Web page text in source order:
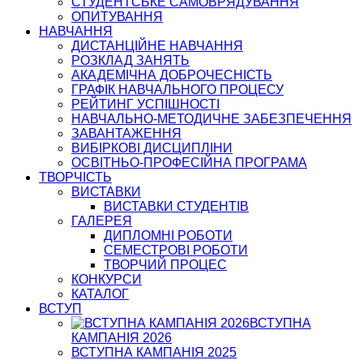
ОПИТУВАННЯ
НАВЧАННЯ
ДИСТАНЦІЙНЕ НАВЧАННЯ
РОЗКЛАД ЗАНЯТЬ
АКАДЕМІЧНА ДОБРОЧЕСНІСТЬ
ГРАФІК НАВЧАЛЬНОГО ПРОЦЕСУ
РЕЙТИНГ УСПІШНОСТІ
НАВЧАЛЬНО-МЕТОДИЧНЕ ЗАБЕЗПЕЧЕННЯ
ЗАВАНТАЖЕННЯ
ВИБІРКОВІ ДИСЦИПЛІНИ
ОСВІТНЬО-ПРОФЕСІЙНА ПРОГРАМА
ТВОРЧІСТЬ
ВИСТАВКИ
ВИСТАВКИ СТУДЕНТІВ
ГАЛЕРЕЯ
ДИПЛОМНІ РОБОТИ
СЕМЕСТРОВІ РОБОТИ
ТВОРЧИЙ ПРОЦЕС
КОНКУРСИ
КАТАЛОГ
ВСТУП
ВСТУПНА
КАМПАНІЯ 2026
ВСТУПНА КАМПАНІЯ 2025